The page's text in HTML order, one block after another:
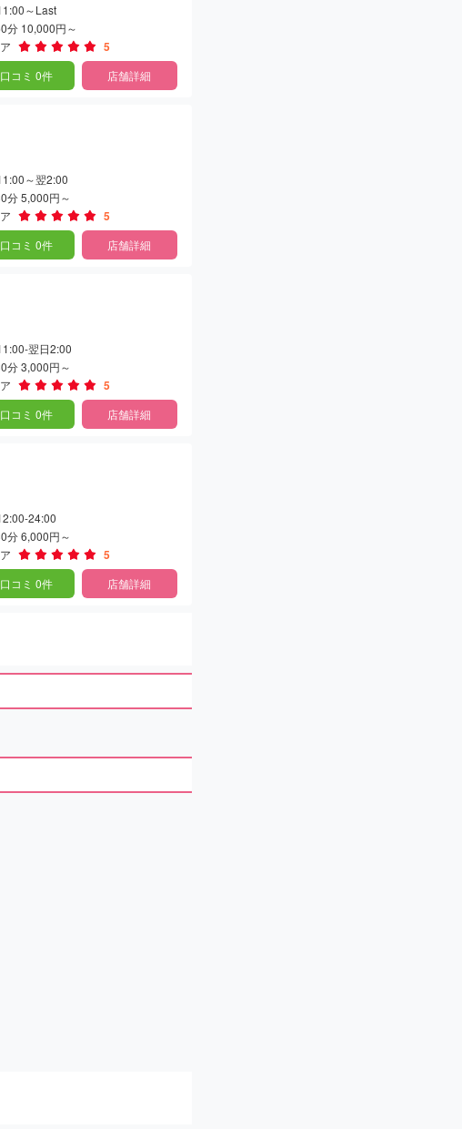
～Last
分 10,000円～
5
口コミ 0件 店舗詳細
～翌2:00
分 5,000円～
5
口コミ 0件 店舗詳細
翌日2:00
分 3,000円～
5
口コミ 0件 店舗詳細
24:00
分 6,000円～
5
口コミ 0件 店舗詳細